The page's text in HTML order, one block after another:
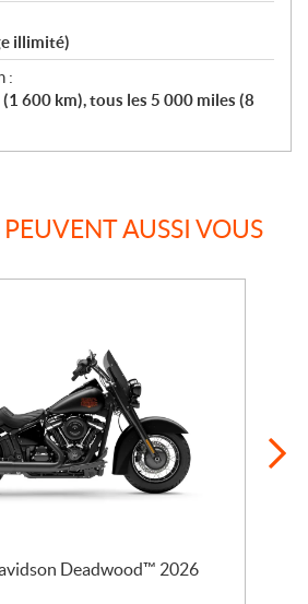
illimité)
:
600 km), tous les 5 000 miles (8
AUSSI VOUS
Deadwood™ 2026